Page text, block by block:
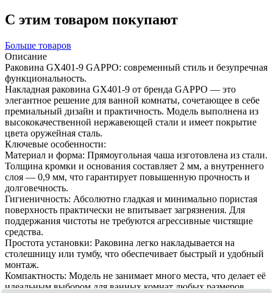
С этим товаром покупают
Больше товаров
Описание
Раковина GX401-9 GAPPO: современный стиль и безупречная
функциональность.
Накладная раковина GX401-9 от бренда GAPPO — это
элегантное решение для ванной комнаты, сочетающее в себе
премиальный дизайн и практичность. Модель выполнена из
высококачественной нержавеющей стали и имеет покрытие
цвета оружейная сталь.
Ключевые особенности:
Материал и форма: Прямоугольная чаша изготовлена из стали.
Толщина кромки и основания составляет 2 мм, а внутреннего
слоя — 0,9 мм, что гарантирует повышенную прочность и
долговечность.
Гигиеничность: Абсолютно гладкая и минимально пористая
поверхность практически не впитывает загрязнения. Для
поддержания чистоты не требуются агрессивные чистящие
средства.
Простота установки: Раковина легко накладывается на
столешницу или тумбу, что обеспечивает быстрый и удобный
монтаж.
Компактность: Модель не занимает много места, что делает её
идеальным выбором для ванных комнат любых размеров.